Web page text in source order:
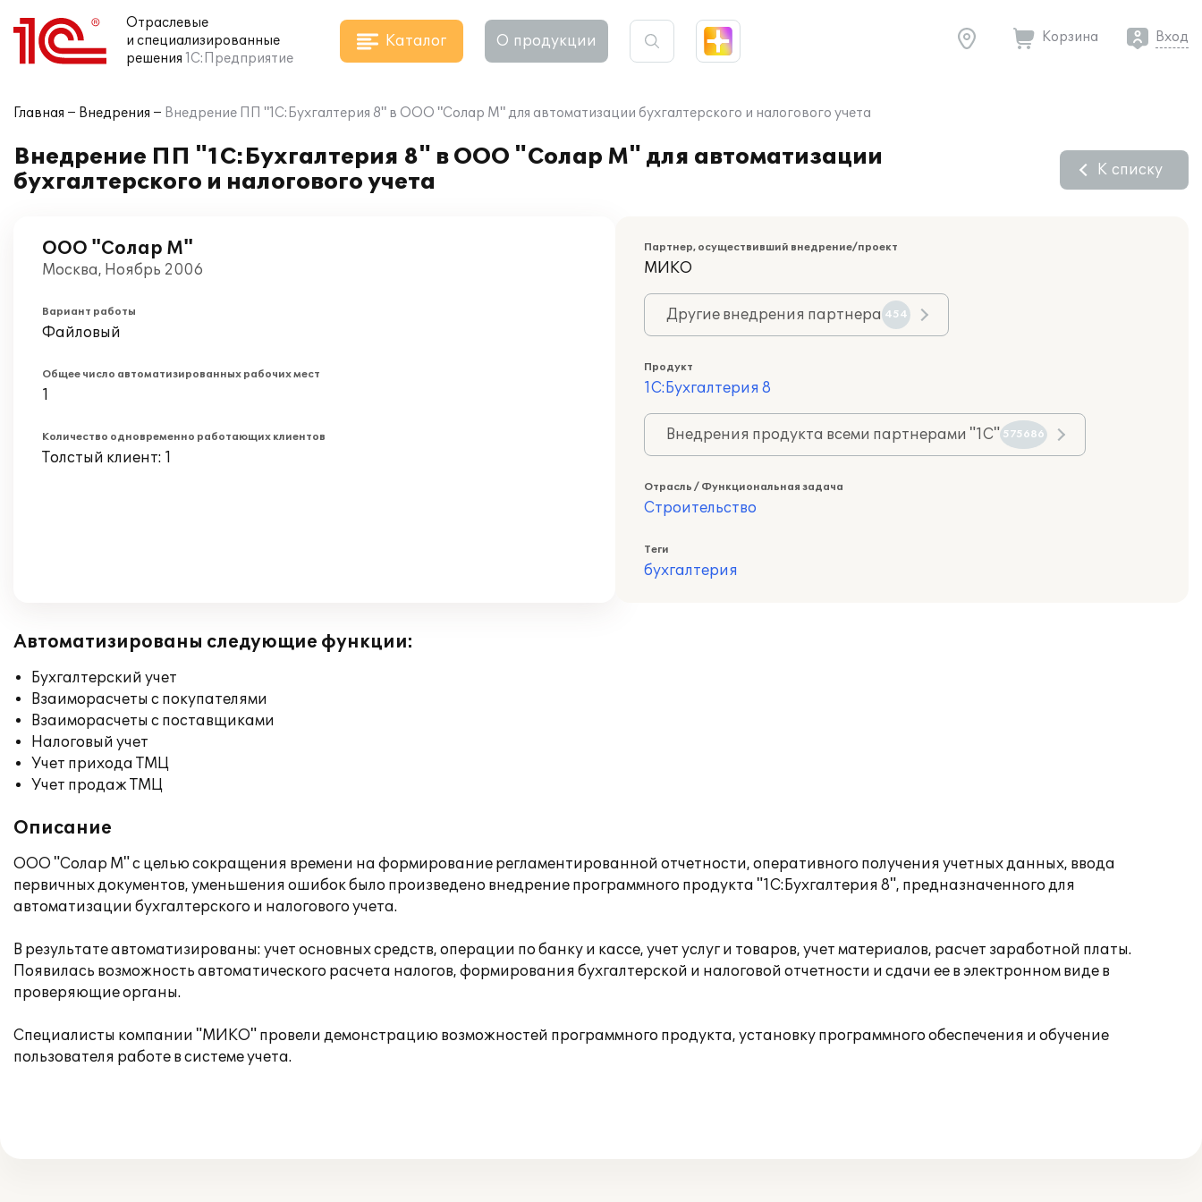
Отраслевые
и специализированные
решения 1С:Предприятие
Каталог О продукции Корзина Вход
Главная Внедрения Внедрение ПП "1С:Бухгалтерия 8" в ООО "Солар М" для автоматизации бухгалтерского и налогового учета
Внедрение ПП "1С:Бухгалтерия 8" в ООО "Солар М" для автоматизации
бухгалтерского и налогового учета
К списку
ООО "Солар М"
Москва, Ноябрь 2006
Вариант работы
Файловый
Общее число автоматизированных рабочих мест
1
Количество одновременно работающих клиентов
Толстый клиент: 1
Партнер, осуществивший внедрение/проект
МИКО
Другие внедрения партнера 454
Продукт
1С:Бухгалтерия 8
Внедрения продукта всеми партнерами "1С" 575686
Отрасль / Функциональная задача
Строительство
Теги
бухгалтерия
Автоматизированы следующие функции:
Бухгалтерский учет
Взаиморасчеты с покупателями
Взаиморасчеты с поставщиками
Налоговый учет
Учет прихода ТМЦ
Учет продаж ТМЦ
Описание
ООО "Солар М" с целью сокращения времени на формирование регламентированной отчетности, оперативного получения учетных данных, ввода
первичных документов, уменьшения ошибок было произведено внедрение программного продукта "1С:Бухгалтерия 8", предназначенного для
автоматизации бухгалтерского и налогового учета.
В результате автоматизированы: учет основных средств, операции по банку и кассе, учет услуг и товаров, учет материалов, расчет заработной платы.
Появилась возможность автоматического расчета налогов, формирования бухгалтерской и налоговой отчетности и сдачи ее в электронном виде в
проверяющие органы.
Специалисты компании "МИКО" провели демонстрацию возможностей программного продукта, установку программного обеспечения и обучение
пользователя работе в системе учета.